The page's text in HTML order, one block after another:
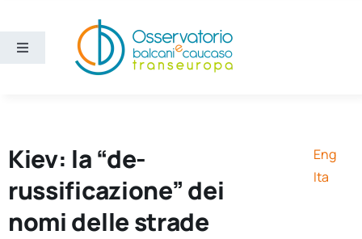
contenuto
Toggle
Ricerca e divulgazione
Kiev: la “de-
russificazione” dei
nomi delle strade
Eng
Ita